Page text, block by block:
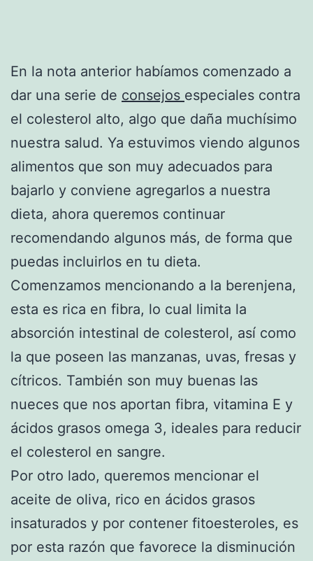
En la nota anterior habíamos comenzado a
dar una serie de consejos especiales contra
el colesterol alto, algo que daña muchísimo
nuestra salud. Ya estuvimos viendo algunos
alimentos que son muy adecuados para
bajarlo y conviene agregarlos a nuestra
dieta, ahora queremos continuar
recomendando algunos más, de forma que
puedas incluirlos en tu dieta.
Comenzamos mencionando a la berenjena,
esta es rica en fibra, lo cual limita la
absorción intestinal de colesterol, así como
la que poseen las manzanas, uvas, fresas y
cítricos. También son muy buenas las
nueces que nos aportan fibra, vitamina E y
ácidos grasos omega 3, ideales para reducir
el colesterol en sangre.
Por otro lado, queremos mencionar el
aceite de oliva, rico en ácidos grasos
insaturados y por contener fitoesteroles, es
por esta razón que favorece la disminución